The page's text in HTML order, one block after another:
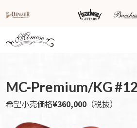
MC-Premium/KG
希望小売価格¥360,000 （税抜）